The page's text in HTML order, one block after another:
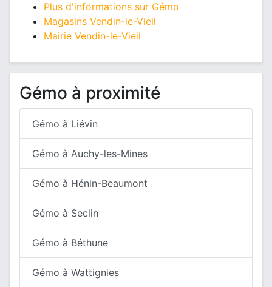
Plus d'informations sur Gémo
Magasins Vendin-le-Vieil
Mairie Vendin-le-Vieil
Gémo à proximité
Gémo à Liévin
Gémo à Auchy-les-Mines
Gémo à Hénin-Beaumont
Gémo à Seclin
Gémo à Béthune
Gémo à Wattignies